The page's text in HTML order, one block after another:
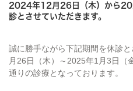
2024年12月26日（木）から
診とさせていただきます。
誠に勝手ながら下記期間を休診
月26日（木）～2025年1月3日
通りの診療となっております。